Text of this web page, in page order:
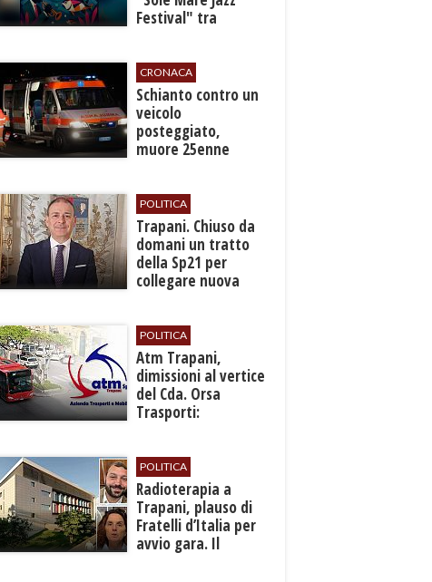
Festival" tra
CRONACA
​Schianto contro un
veicolo
posteggiato,
muore 25enne
POLITICA
​Trapani. Chiuso da
domani un tratto
della Sp21 per
collegare nuova
POLITICA
​Atm Trapani,
dimissioni al vertice
del Cda. Orsa
Trasporti:
POLITICA
Radioterapia a
Trapani, plauso di
Fratelli d’Italia per
avvio gara. Il